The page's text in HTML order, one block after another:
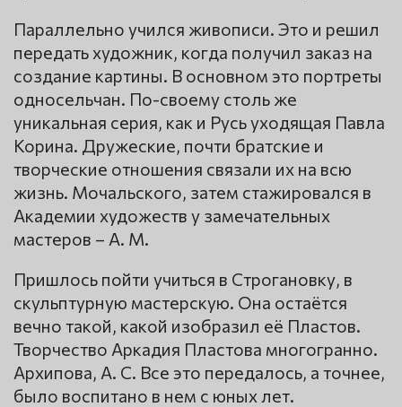
Параллельно учился живописи. Это и решил
передать художник, когда получил заказ на
создание картины. В основном это портреты
односельчан. По-своему столь же
уникальная серия, как и Русь уходящая Павла
Корина. Дружеские, почти братские и
творческие отношения связали их на всю
жизнь. Мочальского, затем стажировался в
Академии художеств у замечательных
мастеров – А. М.
Пришлось пойти учиться в Строгановку, в
скульптурную мастерскую. Она остаётся
вечно такой, какой изобразил её Пластов.
Творчество Аркадия Пластова многогранно.
Архипова, А. С. Все это передалось, а точнее,
было воспитано в нем с юных лет.